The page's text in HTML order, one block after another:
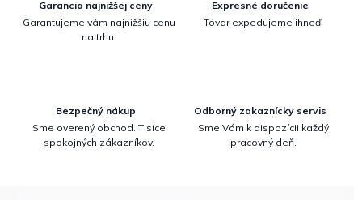
Garancia najnižšej ceny
Garantujeme vám najnižšiu cenu
na trhu.
Expresné doručenie
Tovar expedujeme ihneď.
Bezpečný nákup
Sme overený obchod. Tisíce
spokojných zákazníkov.
Odborný zakaznícky servis
Sme Vám k dispozícii každý
pracovný deň.